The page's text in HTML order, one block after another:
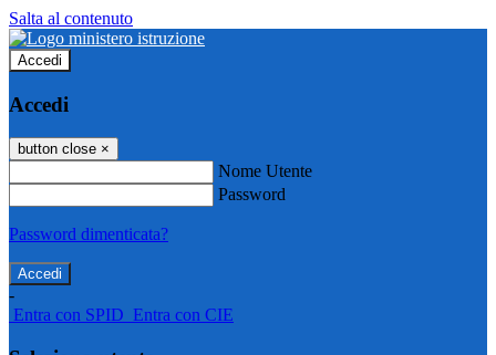
Salta al contenuto
Accedi
Accedi
button close ×
Nome Utente
Password
Password dimenticata?
-
Entra con SPID Entra con CIE